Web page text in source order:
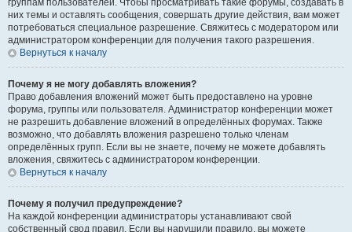
группам пользователей. Чтобы просматривать такие форумы, создавать в
них темы и оставлять сообщения, совершать другие действия, вам может
потребоваться специальное разрешение. Свяжитесь с модератором или
администратором конференции для получения такого разрешения.
Вернуться к началу
Почему я не могу добавлять вложения?
Право добавления вложений может быть предоставлено на уровне
форума, группы или пользователя. Администратор конференции может
не разрешить добавление вложений в определённых форумах. Также
возможно, что добавлять вложения разрешено только членам
определённых групп. Если вы не знаете, почему не можете добавлять
вложения, свяжитесь с администратором конференции.
Вернуться к началу
Почему я получил предупреждение?
На каждой конференции администраторы устанавливают свой
собственный свод правил. Если вы нарушили правило, вы можете